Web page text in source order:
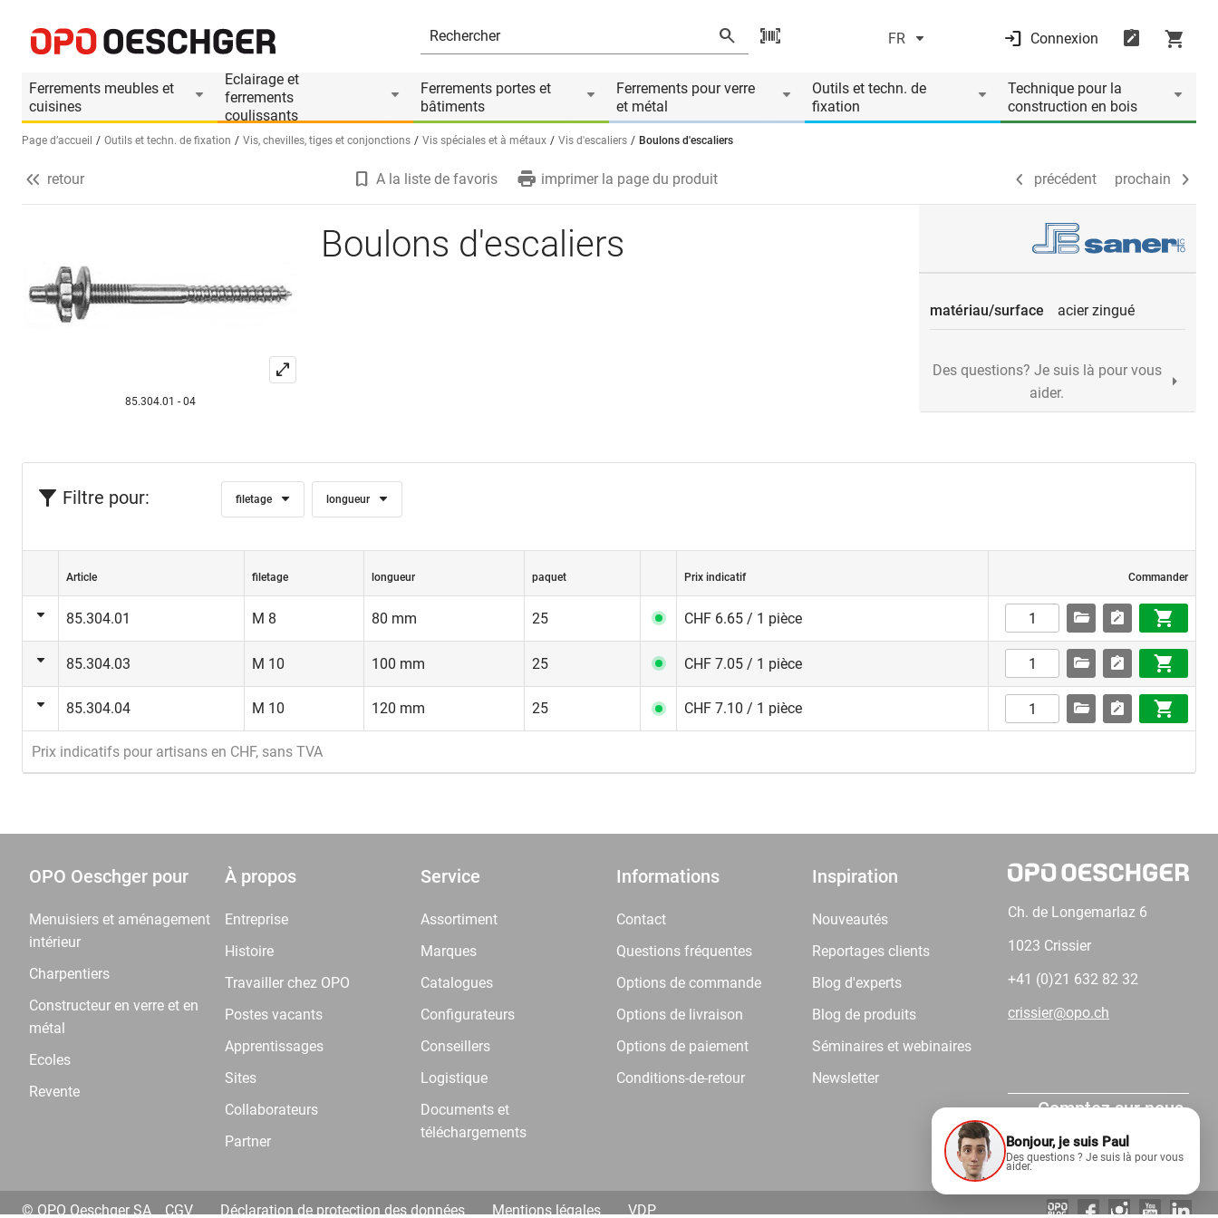
FR Connexion
Ferrements meubles et
cuisines
Eclairage et
ferrements
coulissants
Ferrements portes et
bâtiments
Ferrements pour verre
et métal
Outils et techn. de
fixation
Technique pour la
construction en bois
Sélectionnez une langue (FR)
Page d’accueil Outils et techn. de fixation Vis, chevilles, tiges et conjonctions Vis spéciales et à métaux Vis d'escaliers Boulons d'escaliers
Informations produit
précédent prochain
retour A la liste de favoris imprimer la page du produit précédent prochain
85.304.01 - 04
Boulons d'escaliers
matériau/surface acier zingué
Des questions? Je suis là pour vous
aider.
Filtre pour: filetage longueur
Article filetage longueur paquet Prix indicatif Commander
85.304.01 M 8 80 mm 25 CHF 6.65 / 1 pièce
85.304.03 M 10 100 mm 25 CHF 7.05 / 1 pièce
85.304.04 M 10 120 mm 25 CHF 7.10 / 1 pièce
Prix indicatifs pour artisans en CHF, sans TVA
OPO Oeschger pour
Menuisiers et aménagement
intérieur
Charpentiers
Constructeur en verre et en
métal
Ecoles
Revente
À propos
Entreprise
Histoire
Travailler chez OPO
Postes vacants
Apprentissages
Sites
Collaborateurs
Partner
Service
Assortiment
Marques
Catalogues
Configurateurs
Conseillers
Logistique
Documents et
téléchargements
Informations
Contact
Questions fréquentes
Options de commande
Options de livraison
Options de paiement
Conditions-de-retour
Inspiration
Nouveautés
Reportages clients
Blog d'experts
Blog de produits
Séminaires et webinaires
Newsletter
Ch. de Longemarlaz 6
1023 Crissier
+41 (0)21 632 82 32
crissier@opo.ch
Comptez sur nous.
© OPO Oeschger SA CGV Déclaration de protection des données Mentions légales VDP
Bonjour, je suis Paul
Des questions ? Je suis là pour vous
aider.